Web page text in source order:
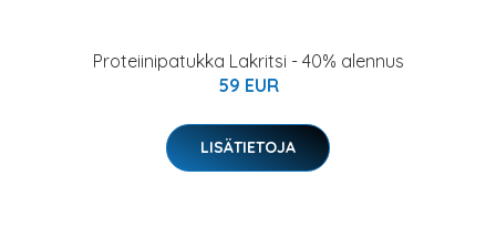
Proteiinipatukka Lakritsi - 40% alennus
59 EUR
LISÄTIETOJA